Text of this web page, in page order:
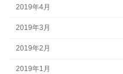
2019年4月
2019年3月
2019年2月
2019年1月